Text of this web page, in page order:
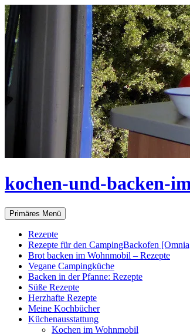
Zum
Inhalt
springen
kochen-und-backen-
Suchen
Primäres Menü
Rezepte
Rezepte für den CampingBackofen
Brot backen im Wohnmobil – Rezepte
Vegane Campingküche
Backen in der Pfanne: Rezepte
Süße Rezepte
Herzhafte Rezepte
Meine Kochbücher
Küchenausstattung
Kochen im Wohnmobil